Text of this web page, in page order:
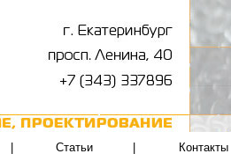
Статьи Контакты